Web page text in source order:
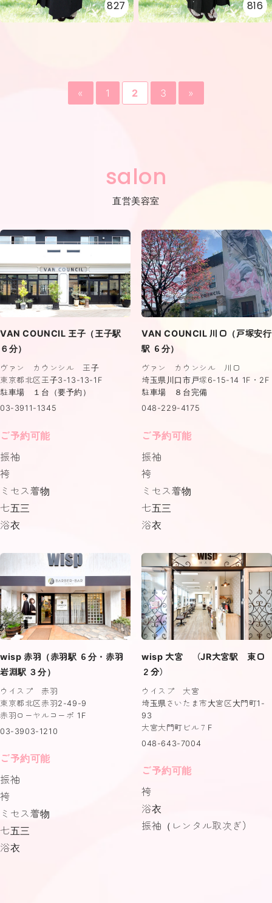
827 816
« 1 2 3 »
salon
直営美容室
VAN COUNCIL 王子（王子駅
６分）
ヴァン カウンシル 王子
東京都北区王子3-13-13-1F
駐車場 １台（要予約）
03-3911-1345
ご予約可能
振袖
袴
ミセス着物
七五三
浴衣
VAN COUNCIL 川口（戸塚安行
駅 ６分）
ヴァン カウンシル 川口
埼玉県川口市戸塚6-15-14 1F・2F
駐車場 ８台完備
048-229-4175
ご予約可能
振袖
袴
ミセス着物
七五三
浴衣
wisp 赤羽（赤羽駅 ６分・赤羽
岩淵駅 ３分）
ウイスプ 赤羽
東京都北区赤羽2-49-9
赤羽ローヤルコーポ 1F
03-3903-1210
ご予約可能
振袖
袴
ミセス着物
七五三
浴衣
wisp 大宮 （JR大宮駅 東口
２分）
ウイスプ 大宮
埼玉県さいたま市大宮区大門町1-
93
大宮大門町ビル７F
048-643-7004
ご予約可能
袴
浴衣
振袖（レンタル取次ぎ）